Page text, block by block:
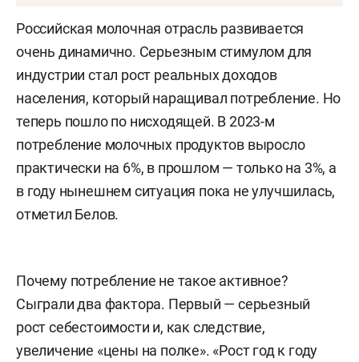
Российская молочная отрасль развивается
очень динамично. Серьезным стимулом для
индустрии стал рост реальных доходов
населения, который наращивал потребление. Но
теперь пошло по нисходящей. В 2023-м
потребление молочных продуктов выросло
практически на 6%, в прошлом — только на 3%, а
в году нынешнем ситуация пока не улучшилась,
отметил Белов.
Почему потребление не такое активное?
Сыграли два фактора. Первый — серьезный
рост себестоимости и, как следствие,
увеличение «цены на полке». «Рост год к году